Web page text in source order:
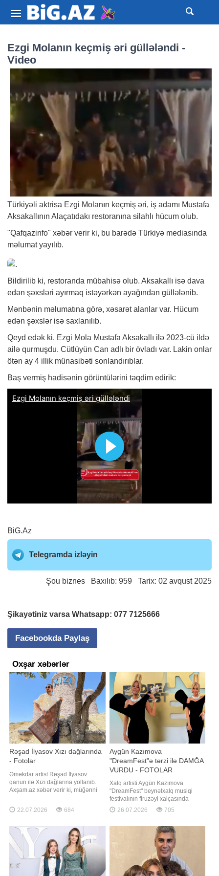
Ezgi Molanın keçmiş əri güllələndi -
Video
Türkiyəli aktrisa Ezgi Molanın keçmiş əri, iş adamı Mustafa
Aksakallının Alaçatıdakı restoranına silahlı hücum olub.
"Qafqazinfo" xəbər verir ki, bu barədə Türkiyə mediasında
məlumat yayılıb.
Bildirilib ki, restoranda mübahisə olub. Aksakallı isə dava
edən şəxsləri ayırmaq istəyərkən ayağından güllələnib.
Mənbənin məlumatına görə, xəsarət alanlar var. Hücum
edən şəxslər isə saxlanılıb.
Qeyd edək ki, Ezgi Mola Mustafa Aksakallı ilə 2023-cü ildə
ailə qurmuşdu. Cütlüyün Can adlı bir övladı var. Lakin onlar
ötən ay 4 illik münasibəti sonlandırıblar.
Baş vermiş hadisənin görüntülərini təqdim edirik:
BiG.Az
Telegramda izləyin
Şou biznes Baxılıb: 959 Tarix: 02 avqust 2025
Şikayətiniz varsa Whatsapp: 077 7125666
Facebookda Paylaş
Oxşar xəbərlər
Rəşad İlyasov Xızı dağlarında
- Fotolar
Əməkdar artist Rəşad İlyasov
qanun ilə Xızı dağlarına yollanıb.
Axşam.az xəbər verir ki, müğənni
izləyiciləri ilə bölüşüb. R.İlyasov
"Tapa bilərsiniz, şəkillər hansı
sual ünvanlayıb
22.07.2026 684
Aygün Kazımova
"DreamFest"ə tərzi ilə DAMĞA
VURDU - FOTOLAR
Xalq artisti Aygün Kazımova
"DreamFest" beynəlxalq musiqi
festivalının firuzəyi xalçasında
görüntülənib. Axşam.az xəbər verir
ki, ölkənin əsas ulduzu tədbirə
kraliça zövqlü geyimi və fərqli saç
düzümü ilə diqqət mərkəzində olub,
qonaqların və fotoqrafları
26.07.2026 705